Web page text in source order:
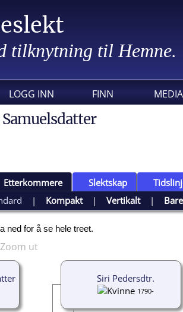
tilknytning til Hemne.
LOGG INN FINN MEDIA
Etterkommere Slektskap
| Kompakt|Vertikalt|
ned for å se hele treet.
Siri Pedersdtr.
1790-